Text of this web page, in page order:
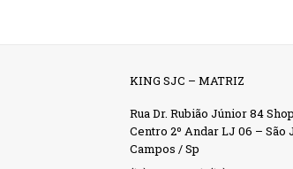
KING SJC – MATRIZ
Rua Dr. Rubião Júnior 84
Centro 2º Andar LJ 06 – São
Campos / Sp